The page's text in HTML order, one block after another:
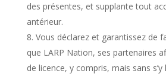
des présentes, et supplante tout
antérieur.
Vous déclarez et garantissez de
que LARP Nation, ses partenaires
de licence, y compris, mais sans